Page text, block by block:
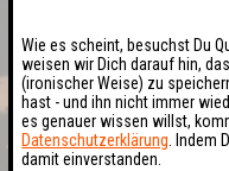
Wie es scheint, besuchst Du
weisen wir Dich darauf hin,
(ironischer Weise) zu
hast - und ihn nicht immer
es genauer wissen willst,
Datenschutzerklärung .
damit einverstanden.